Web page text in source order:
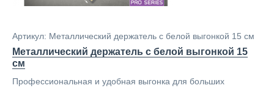
Артикул: Металлический держатель с белой выгонкой 15 см
Металлический держатель с белой выгонкой 15
см
Профессиональная и удобная выгонка для больших